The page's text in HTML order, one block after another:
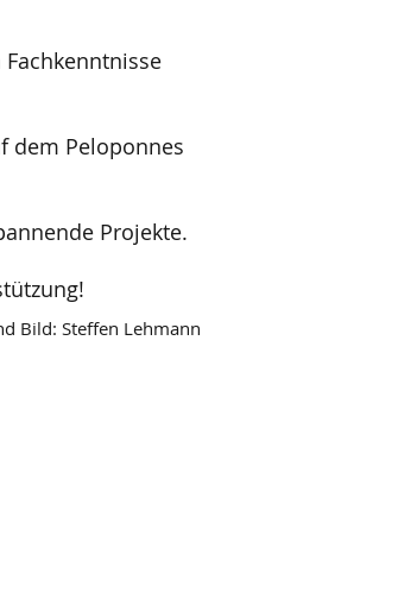
dem Peloponnes
Projekte.
Bild: Steffen Lehmann